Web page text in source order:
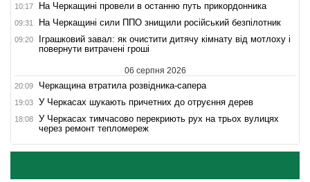
10:17 На Черкащині провели в останню путь прикордонника
09:31 На Черкащині сили ППО знищили російський безпілотник
09:20
Іграшковий завал: як очистити дитячу кімнату від мотлоху і
повернути витрачені гроші
06 серпня 2026
20:09 Черкащина втратила розвідника-сапера
19:03 У Черкасах шукають причетних до отруєння дерев
18:08
У Черкасах тимчасово перекриють рух на трьох вулицях
через ремонт тепломереж